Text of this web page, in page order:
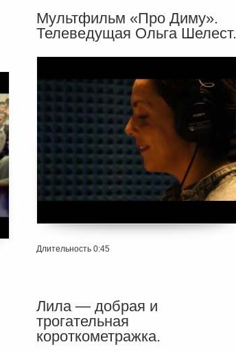
Мультфильм «Про Диму».
Телеведущая Ольга Шелест.
Длительность 0:45
Лила — добрая и
трогательная
короткометражка.